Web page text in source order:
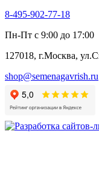
8-495-902-77-18
Пн-Пт с 9:00 до 17:00
127018, г.Москва,
shop@semenagavrish.ru